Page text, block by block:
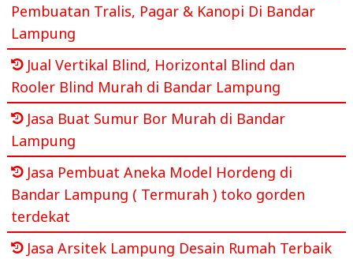
Pembuatan Tralis, Pagar & Kanopi Di Bandar
Lampung
Jual Vertikal Blind, Horizontal Blind dan
Rooler Blind Murah di Bandar Lampung
Jasa Buat Sumur Bor Murah di Bandar
Lampung
Jasa Pembuat Aneka Model Hordeng di
Bandar Lampung ( Termurah ) toko gorden
terdekat
Jasa Arsitek Lampung Desain Rumah Terbaik